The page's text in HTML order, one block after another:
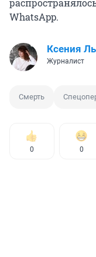
WhatsApp.
Ксения
Журналист
Смерть
0 0